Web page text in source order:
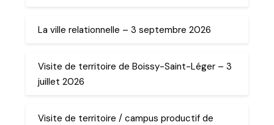
La ville relationnelle – 3 septembre 2026
Visite de territoire de Boissy-Saint-Léger – 3
juillet 2026
Visite de territoire / campus productif de